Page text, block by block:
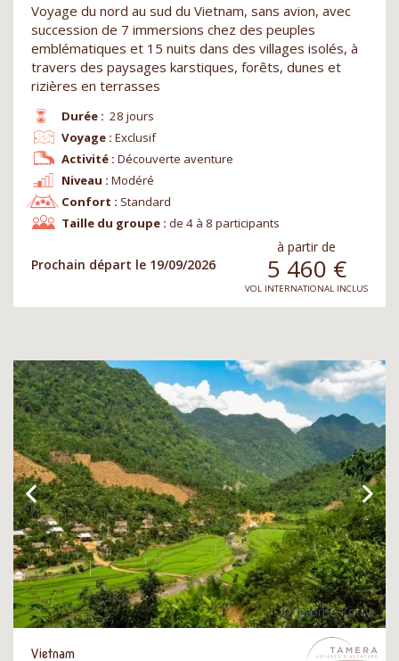
Voyage du nord au sud du Vietnam, sans avion, avec
succession de 7 immersions chez des peuples
emblématiques et 15 nuits dans des villages isolés, à
travers des paysages karstiques, forêts, dunes et
rizières en terrasses
Durée : 28 jours
Niveau : Modéré
Voyage : Exclusif
Confort : Standard
Activité : Découverte aventure
Taille du groupe : de 4 à 8 participants
Prochain départ le 19/09/2026
à partir de
5 460 €
VOL INTERNATIONAL INCLUS
Vietnam